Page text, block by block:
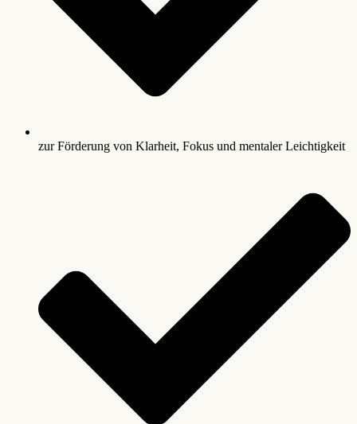
zur Förderung von Klarheit, Fokus und mentaler Leichtigkeit